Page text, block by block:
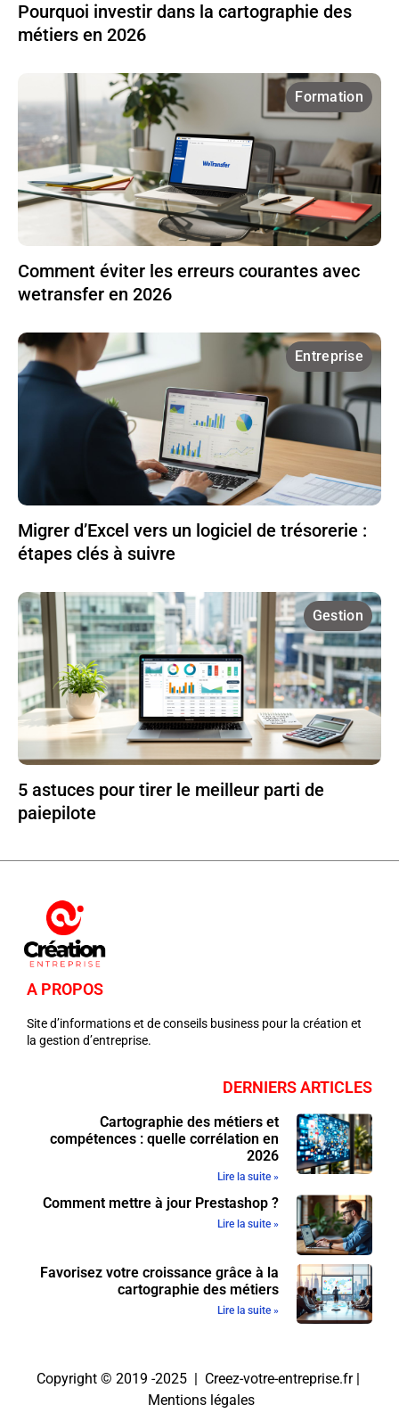
Pourquoi investir dans la cartographie des
métiers en 2026
Formation
Comment éviter les erreurs courantes avec
wetransfer en 2026
Entreprise
Migrer d’Excel vers un logiciel de trésorerie :
étapes clés à suivre
Gestion
5 astuces pour tirer le meilleur parti de
paiepilote
A PROPOS
Site d’informations et de conseils business pour la création et
la gestion d’entreprise.
DERNIERS ARTICLES
Cartographie des métiers et
compétences : quelle corrélation en
2026
Lire la suite »
Comment mettre à jour Prestashop ?
Lire la suite »
Favorisez votre croissance grâce à la
cartographie des métiers
Lire la suite »
Copyright © 2019 -2025 | Creez-votre-entreprise.fr |
Mentions légales